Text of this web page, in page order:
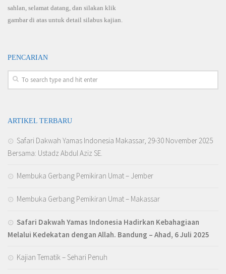
sahlan, selamat datang, dan silakan klik
gambar di atas untuk detail silabus kajian.
PENCARIAN
ARTIKEL TERBARU
Safari Dakwah Yamas Indonesia Makassar, 29-30 November 2025
Bersama: Ustadz Abdul Aziz SE.
Membuka Gerbang Pemikiran Umat – Jember
Membuka Gerbang Pemikiran Umat – Makassar
Safari Dakwah Yamas Indonesia Hadirkan Kebahagiaan
Melalui Kedekatan dengan Allah. Bandung – Ahad, 6 Juli 2025
Kajian Tematik – Sehari Penuh